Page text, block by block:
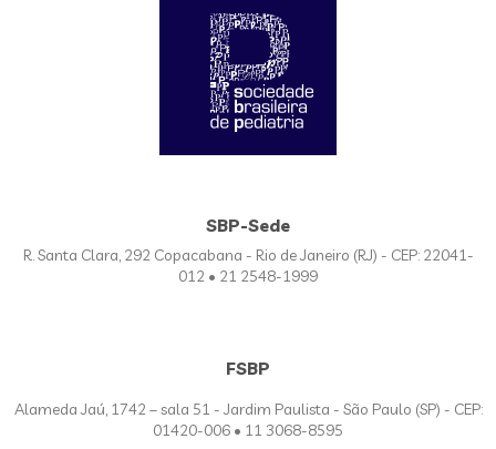
SBP-Sede
R. Santa Clara, 292 Copacabana - Rio de Janeiro (RJ) - CEP: 22041-
012 • 21 2548-1999
FSBP
Alameda Jaú, 1742 – sala 51 - Jardim Paulista - São Paulo (SP) - CEP:
01420-006 • 11 3068-8595